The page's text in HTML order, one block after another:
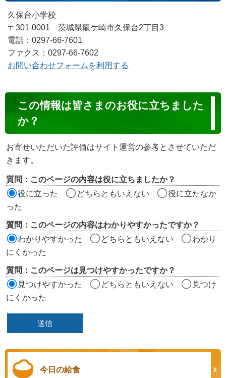
久保台小学校
〒301-0001 茨城県龍ケ崎市久保台2丁目3
電話：0297-66-7601
ファクス：0297-66-7602
お問い合わせフォームを利用する
ン
ン
ツ
価
ア
この情報は皆さまのお役に立ちました
か？
お寄せいただいた評価はサイト運営の参考とさせていただ
きます。
質問：このページの内容は役に立ちましたか？
役に立った
どちらともいえない
役に立たなか
った
質問：このページの内容はわかりやすかったですか？
わかりやすかった
どちらともいえない
わかり
にくかった
質問：このページは見つけやすかったですか？
見つけやすかった
どちらともいえない
見つけ
にくかった
今日の給食